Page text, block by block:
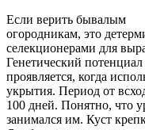
Если верить бывалым
огородникам, это
селекционерами для
Генетический
проявляется, когда
укрытия. Период от
100 дней. Понятно, что
занимался им. Куст